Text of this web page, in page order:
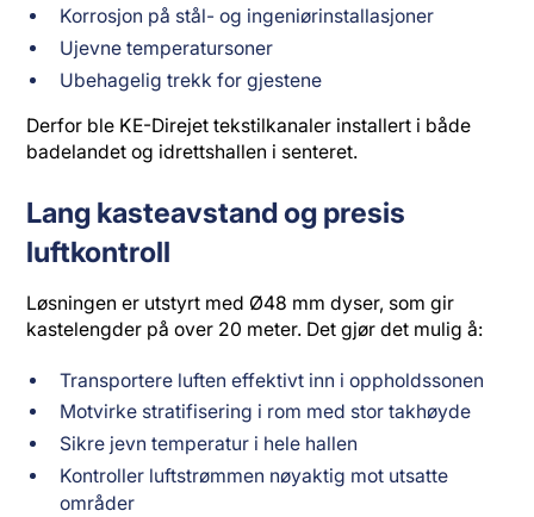
Korrosjon på stål- og ingeniørinstallasjoner
Ujevne temperatursoner
Ubehagelig trekk for gjestene
Derfor ble KE-Direjet tekstilkanaler installert i både
badelandet og idrettshallen i senteret.
Lang kasteavstand og presis
luftkontroll
Løsningen er utstyrt med Ø48 mm dyser, som gir
kastelengder på over 20 meter. Det gjør det mulig å:
Transportere luften effektivt inn i oppholdssonen
Motvirke stratifisering i rom med stor takhøyde
Sikre jevn temperatur i hele hallen
Kontroller luftstrømmen nøyaktig mot utsatte
områder